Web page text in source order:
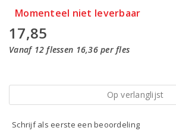
Momenteel niet leverbaar
17,85
Vanaf 12 flessen 16,36 per fles
Op verlanglijst
Schrijf als eerste een beoordeling